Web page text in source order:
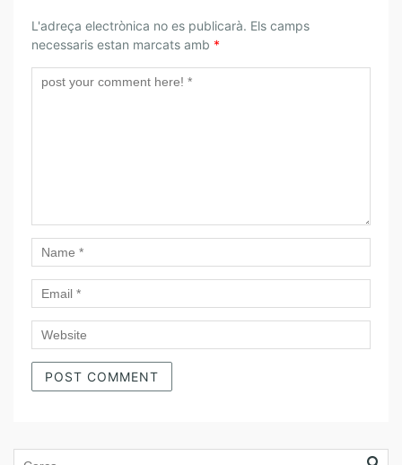
L'adreça electrònica no es publicarà. Els camps
necessaris estan marcats amb *